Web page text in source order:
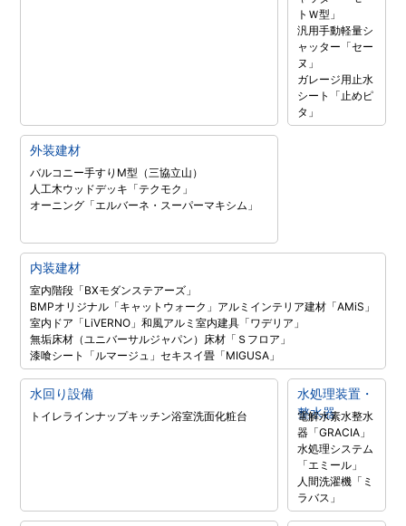
トＷ型」
汎用手動軽量シ
ャッター「セー
ヌ」
ガレージ用止水
シート「止めピ
タ」
外装建材
バルコニー手すりM型（三協立山）
人工木ウッドデッキ「テクモク」
オーニング「エルバーネ・スーパーマキシム」
内装建材
室内階段「BXモダンステアーズ」
BMPオリジナル「キャットウォーク」 アルミインテリア建材「AMiS」
室内ドア「LiVERNO」和風アルミ室内建具「ワデリア」
無垢床材（ユニバーサルジャパン） 床材「Ｓフロア」
漆喰シート「ルマージュ」セキスイ畳「MIGUSA」
水回り設備
トイレラインナップキッチン浴室洗面化粧台
水処理装置・
整水器
電解水素水整水
器「GRACIA」
水処理システム
「エミール」
人間洗濯機「ミ
ラバス」